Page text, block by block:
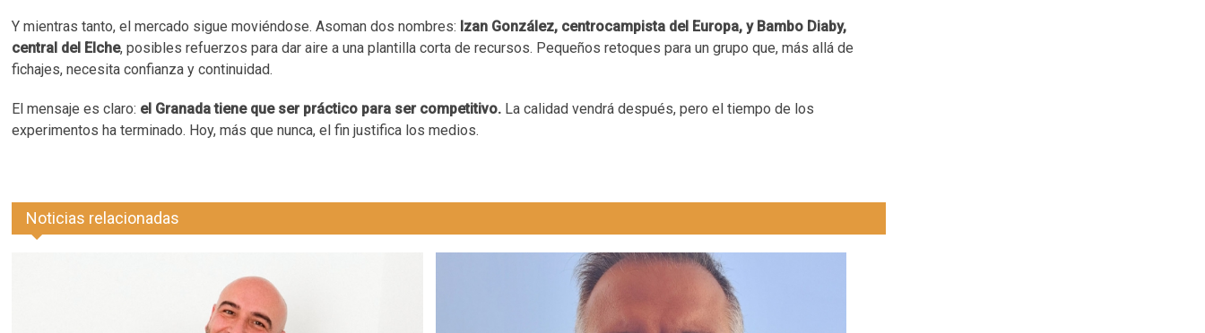
Y mientras tanto, el mercado sigue moviéndose. Asoman dos nombres: Izan González, centrocampista del Europa, y Bambo Diaby,
central del Elche, posibles refuerzos para dar aire a una plantilla corta de recursos. Pequeños retoques para un grupo que, más allá de
fichajes, necesita confianza y continuidad.
El mensaje es claro: el Granada tiene que ser práctico para ser competitivo. La calidad vendrá después, pero el tiempo de los
experimentos ha terminado. Hoy, más que nunca, el fin justifica los medios.
Noticias relacionadas